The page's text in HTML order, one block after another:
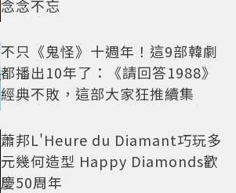
念念不忘
不只《鬼怪》十週年！這9部韓劇
都播出10年了：《請回答1988》
經典不敗，這部大家狂推續集
蕭邦L'Heure du Diamant巧玩多
元幾何造型 Happy Diamonds歡
慶50周年